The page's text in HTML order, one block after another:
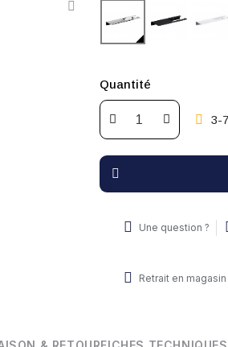
Quantité
3-
Une question ?
Retrait en magasin